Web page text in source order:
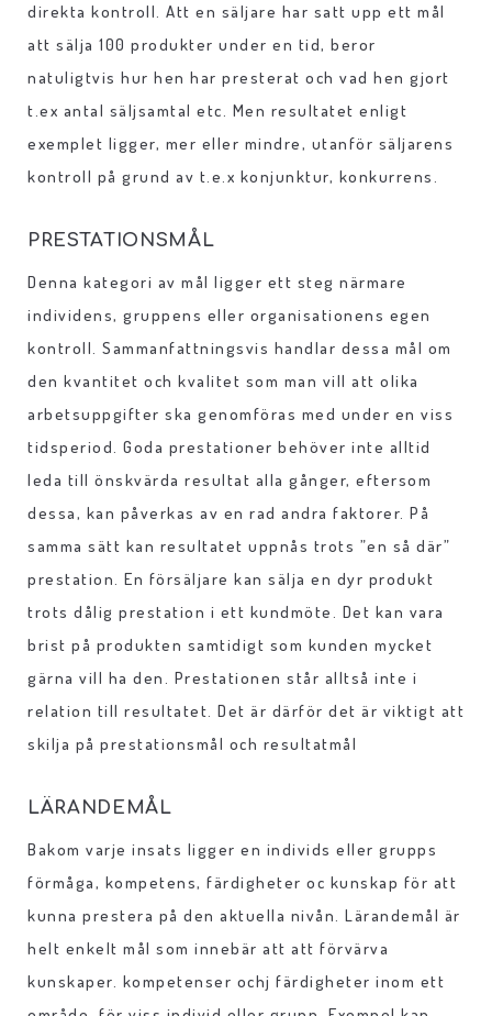
direkta kontroll. Att en säljare har satt upp ett mål
att sälja 100 produkter under en tid, beror
natuligtvis hur hen har presterat och vad hen gjort
t.ex antal säljsamtal etc. Men resultatet enligt
exemplet ligger, mer eller mindre, utanför säljarens
kontroll på grund av t.e.x konjunktur, konkurrens.
PRESTATIONSMÅL
Denna kategori av mål ligger ett steg närmare
individens, gruppens eller organisationens egen
kontroll. Sammanfattningsvis handlar dessa mål om
den kvantitet och kvalitet som man vill att olika
arbetsuppgifter ska genomföras med under en viss
tidsperiod. Goda prestationer behöver inte alltid
leda till önskvärda resultat alla gånger, eftersom
dessa, kan påverkas av en rad andra faktorer. På
samma sätt kan resultatet uppnås trots ”en så där”
prestation. En försäljare kan sälja en dyr produkt
trots dålig prestation i ett kundmöte. Det kan vara
brist på produkten samtidigt som kunden mycket
gärna vill ha den. Prestationen står alltså inte i
relation till resultatet. Det är därför det är viktigt att
skilja på prestationsmål och resultatmål
LÄRANDEMÅL
Bakom varje insats ligger en individs eller grupps
förmåga, kompetens, färdigheter oc kunskap för att
kunna prestera på den aktuella nivån. Lärandemål är
helt enkelt mål som innebär att att förvärva
kunskaper. kompetenser ochj färdigheter inom ett